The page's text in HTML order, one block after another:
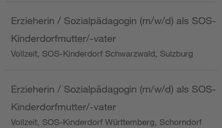
Erzieherin / Sozialpädagogin (m/w/d) als SOS-
Kinderdorfmutter/-vater
Vollzeit, SOS-Kinderdorf Schwarzwald, Sulzburg
Erzieherin / Sozialpädagogin (m/w/d) als SOS-
Kinderdorfmutter/-vater
Vollzeit, SOS-Kinderdorf Württemberg, Schorndorf